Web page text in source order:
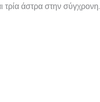
τρία άστρα στην σύγχρονη.